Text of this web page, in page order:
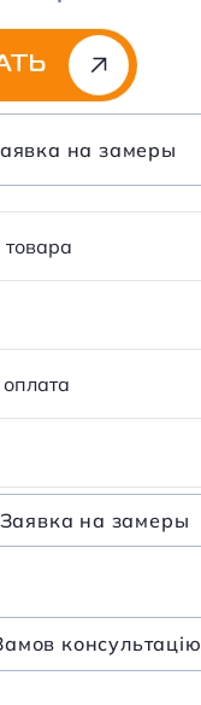
на замеры
Заявка на замеры
консультацію